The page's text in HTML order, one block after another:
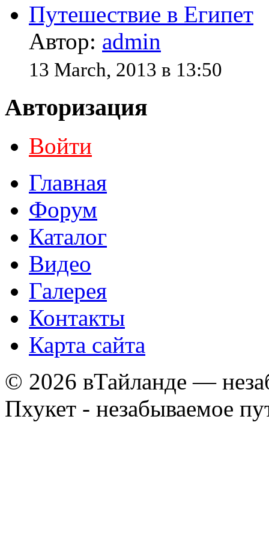
Путешествие в Египет
Автор: admin
13 March, 2013 в 13:50
Авторизация
Войти
Главная
Форум
Каталог
Видео
Галерея
Контакты
Карта сайта
© 2026 вТайланде —
Пхукет - незабываемое